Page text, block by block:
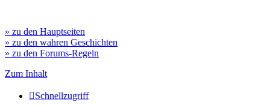
» zu den Hauptseiten
» zu den wahren Geschichten
» zu den Forums-Regeln
Zum Inhalt
Schnellzugriff